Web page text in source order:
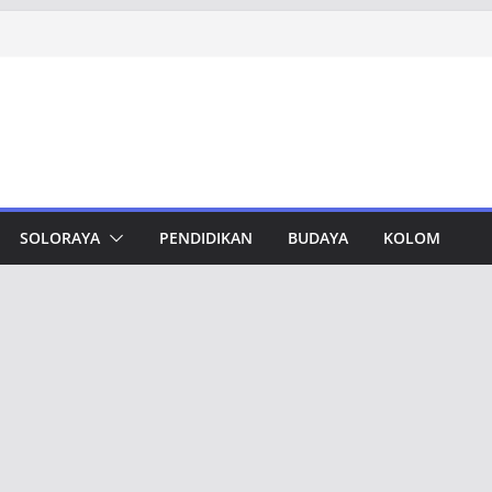
Taj Yasin Minta Optimalkan
Ajak Aktivis Mahasiswa Tetap Kritis
Muktamar Tapak Suci, Ahmad Luthfi
Penguat Persatuan Bangsa
Award, Ahmad Luthfi Dinilai
untuk Jateng
SOLORAYA PENDIDIKAN BUDAYA KOLOM